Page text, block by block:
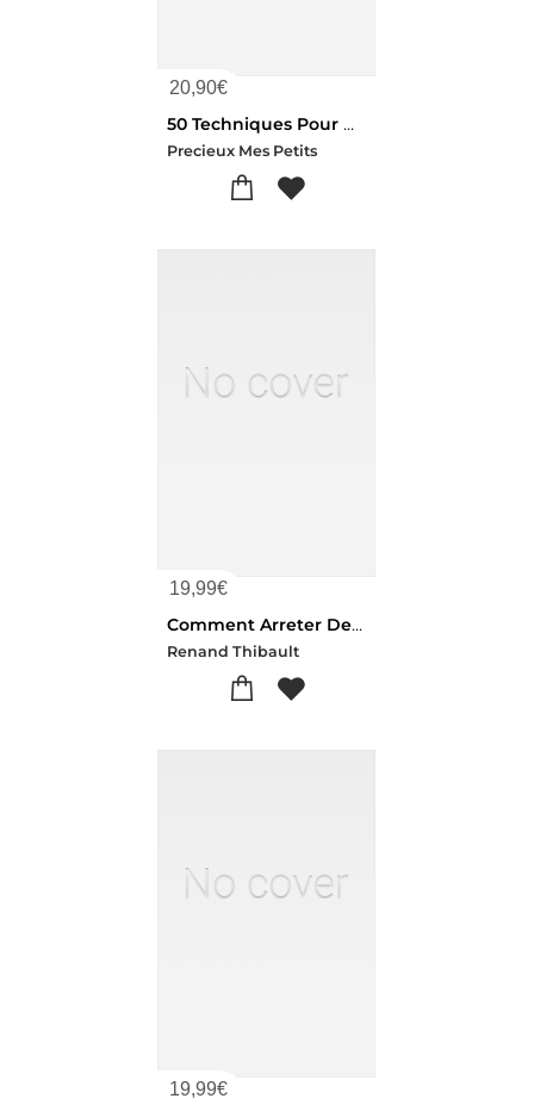
20,90€
50 Techniques Pour Optimiser Ses Mitocho - Fatigue Energie Concentration
Precieux Mes Petits
19,99€
Comment Arreter De Trop Penser Grace Aux - Des Exercices Pratiques Issus
Renand Thibault
19,99€